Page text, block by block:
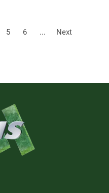
5 6 ... Next